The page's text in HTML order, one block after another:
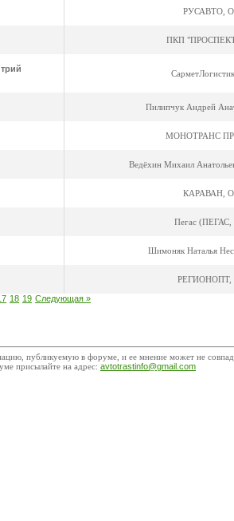
РУСАВТО,
ПКП
Пилипчук Андрей
МОНОТРАНС
Ведёхин Михаил
КАРАВАН,
Пегас
Шимоняк Наталья
18 19 Следующая »
публикуемую в форуме, и ее мнение может не
присылайте на адрес: avtotrastinfo@gmail.com